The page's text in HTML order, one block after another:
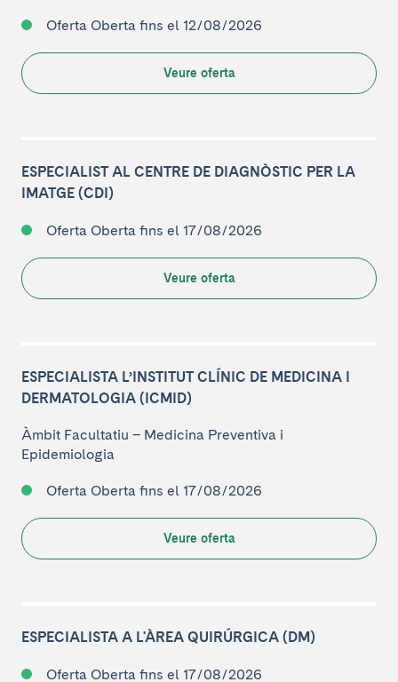
Oferta Oberta fins el 12/08/2026
Veure oferta
ESPECIALIST AL CENTRE DE DIAGNÒSTIC PER LA
IMATGE (CDI)
Oferta Oberta fins el 17/08/2026
Veure oferta
ESPECIALISTA L’INSTITUT CLÍNIC DE MEDICINA I
DERMATOLOGIA (ICMID)
Àmbit Facultatiu – Medicina Preventiva i
Epidemiologia
Oferta Oberta fins el 17/08/2026
Veure oferta
ESPECIALISTA A L'ÀREA QUIRÚRGICA (DM)
Oferta Oberta fins el 17/08/2026